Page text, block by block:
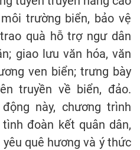
trường biển, bảo vệ
quà hỗ trợ ngư dân
giao lưu văn hóa, văn
ven biển; trưng bày
truyền về biển, đảo.
này, chương trình
đoàn kết quân dân,
quê hương và ý thức